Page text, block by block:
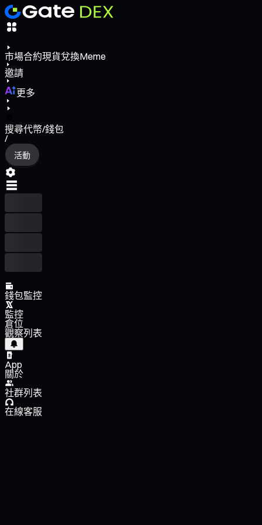
市場合約現貨兌換Meme
邀請
更多
搜尋代幣/錢包
/
活動
錢包監控
監控
倉位
觀察列表
App
關於
社群列表
在線客服